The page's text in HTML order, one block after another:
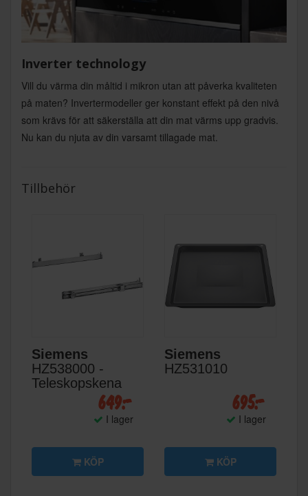
Inverter technology
Vill du värma din måltid i mikron utan att påverka kvaliteten
på maten? Invertermodeller ger konstant effekt på den nivå
som krävs för att säkerställa att din mat värms upp gradvis.
Nu kan du njuta av din varsamt tillagade mat.
Tillbehör
Siemens
HZ538000 -
Teleskopskena
649:-
I lager
KÖP
Siemens
HZ531010
695:-
I lager
KÖP